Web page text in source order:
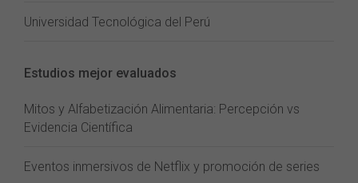
Universidad Tecnológica del Perú
Estudios mejor evaluados
Mitos y Alfabetización Alimentaria: Percepción vs
Evidencia Científica
Eventos inmersivos de Netflix y promoción de series